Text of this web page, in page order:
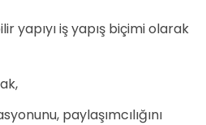
yapıyı iş yapış biçimi olarak
paylaşımcılığını